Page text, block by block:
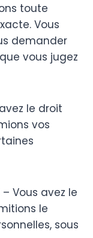
toute
Vous
demander
vous jugez
le droit
vos
​​Vous avez le
le
sous